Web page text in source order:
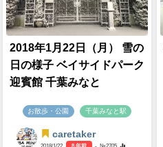
2018年1月22日（月） 雪の
日の様子 ベイサイドパーク
迎賓館 千葉みなと
お散歩・公園 千葉みなと駅
caretaker